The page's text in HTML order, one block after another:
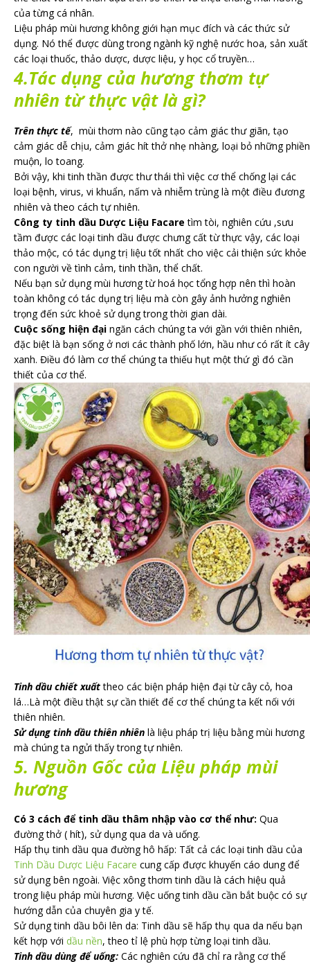
của từng cá nhân.
Liệu pháp mùi hương không giới hạn mục đích và các thức sử
dụng. Nó thể được dùng trong ngành kỹ nghệ nước hoa, sản xuất
các loại thuốc, thảo dược, dược liệu, y học cổ truyền…
4.Tác dụng của hương thơm tự
nhiên từ thực vật là gì?
Trên thực tế, mùi thơm nào cũng tạo cảm giác thư giãn, tạo
cảm giác dễ chịu, cảm giác hít thở nhẹ nhàng, loại bỏ những phiền
muộn, lo toang.
Bởi vậy, khi tinh thần được thư thái thì việc cơ thể chống lại các
loại bệnh, virus, vi khuẩn, nấm và nhiễm trùng là một điều đương
nhiên và theo cách tự nhiên.
Công ty tinh dầu Dược Liệu Facare tìm tòi, nghiên cứu ,sưu
tầm được các loại tinh dầu được chưng cất từ thực vậy, các loại
thảo mộc, có tác dụng trị liệu tốt nhất cho việc cải thiện sức khỏe
con người về tình cảm, tinh thần, thể chất.
Nếu bạn sử dụng mùi hương từ hoá học tổng hợp nên thì hoàn
toàn không có tác dụng trị liệu mà còn gây ảnh hưởng nghiên
trọng đến sức khoẻ sử dụng trong thời gian dài.
Cuộc sống hiện đại ngăn cách chúng ta với gần với thiên nhiên,
đặc biệt là bạn sống ở nơi các thành phố lớn, hầu như có rất ít cây
xanh. Điều đó làm cơ thể chúng ta thiếu hụt một thứ gì đó cần
thiết của cơ thể.
Tinh dầu chiết xuấttheo các biện pháp hiện đại từ cây cỏ, hoa
lá…Là một điều thật sự cần thiết để cơ thể chúng ta kết nối với
thiên nhiên.
Sử dụng tinh dầu thiên nhiên là liệu pháp trị liệu bằng mùi hương
mà chúng ta ngửi thấy trong tự nhiên.
5. Nguồn Gốc của Liệu pháp mùi
hương
Có 3 cách để tinh dầu thâm nhập vào cơ thể như: Qua
đường thở ( hít), sử dụng qua da và uống.
Hấp thụ tinh dầu qua đường hô hấp: Tất cả các loại tinh dầu của
Tinh Dầu Dược Liệu Facare cung cấp được khuyến cáo dung để
sử dụng bên ngoài. Việc xông thơm tinh dầu là cách hiệu quả
trong liệu pháp mùi hương. Việc uống tinh dầu cần bắt buộc có sự
hướng dẫn của chuyên gia y tế.
Sử dụng tinh dầu bôi lên da: Tinh dầu sẽ hấp thụ qua da nếu bạn
kết hợp với dầu nền, theo tỉ lệ phù hợp từng loại tinh dầu.
Tinh dầu dùng để uống: Các nghiên cứu đã chỉ ra rằng cơ thể